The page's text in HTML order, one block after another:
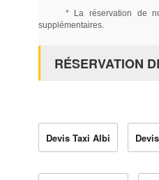
* La réservation de nos
supplémentaires.
RÉSERVATION
Devis Taxi Albi